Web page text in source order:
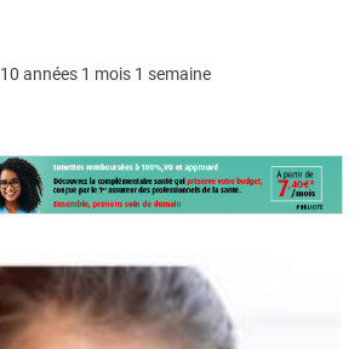
10 années 1 mois 1 semaine